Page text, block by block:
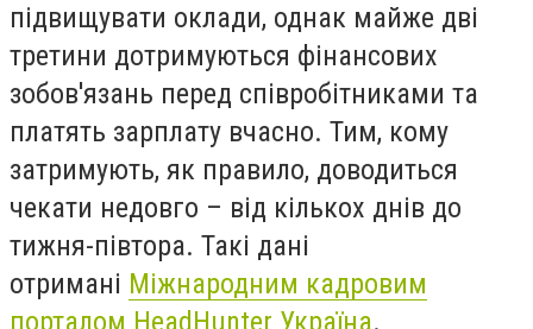
підвищувати оклади, однак майже дві
третини дотримуються фінансових
зобов'язань перед співробітниками та
платять зарплату вчасно. Тим, кому
затримують, як правило, доводиться
чекати недовго – від кількох днів до
тижня-півтора. Такі дані
отримані Міжнародним кадровим
порталом HeadHunter Україна.